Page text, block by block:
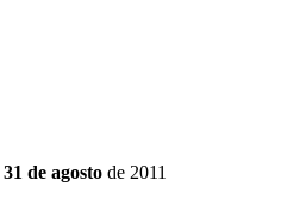
31 de agosto de 2011